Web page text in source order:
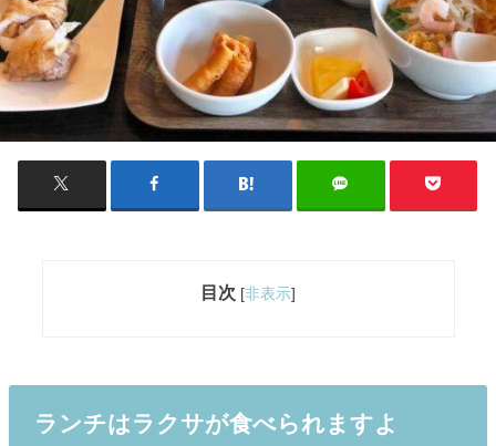
目次 [非表示]
ランチはラクサが食べられますよ